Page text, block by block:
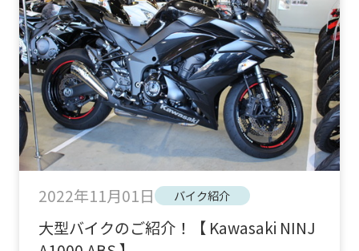
2022年11月01日 バイク紹介
大型バイクのご紹介！【 Kawasaki NINJ